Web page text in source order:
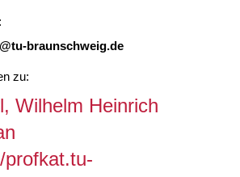
braunschweig.de
zu:
Wilhelm Heinrich
profkat.tu-